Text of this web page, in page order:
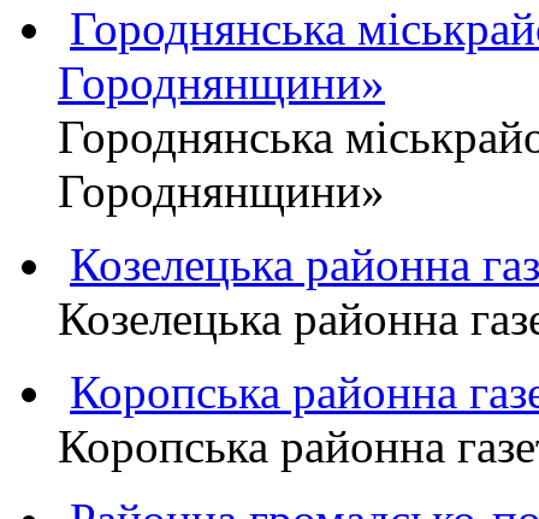
Городнянська
Городнянщини»
Городнянська
Городнянщини»
Козелецька районна
Козелецька районна
Коропська районна
Коропська районна